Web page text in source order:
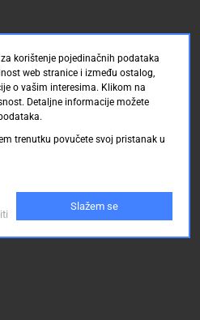
korištenje pojedinačnih podataka
web stranice i između ostalog,
o vašim interesima. Klikom na
Detaljne informacije možete
trenutku povučete svoj pristanak u
Slažem se